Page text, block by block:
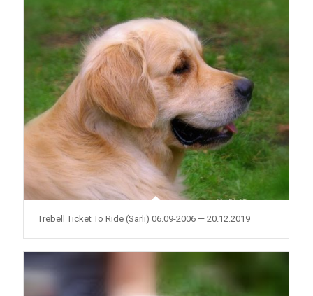
Trebell Ticket To Ride (Sarli) 06.09-2006 — 20.12.2019